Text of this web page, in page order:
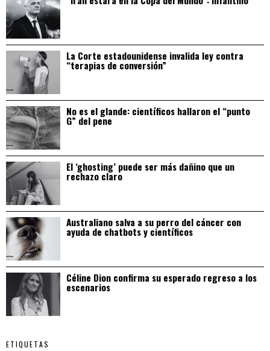
La Corte estadounidense invalida ley contra
“terapias de conversión”
No es el glande: científicos hallaron el “punto
G” del pene
El ‘ghosting’ puede ser más dañino que un
rechazo claro
Australiano salva a su perro del cáncer con
ayuda de chatbots y científicos
Céline Dion confirma su esperado regreso a los
escenarios
ETIQUETAS